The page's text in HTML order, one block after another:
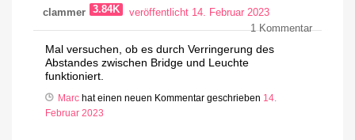
clammer 3.84K
veröffentlicht 14. Februar 2023
1Kommentar
Mal versuchen, ob es durch Verringerung des
Abstandes zwischen Bridge und Leuchte
funktioniert.
Marc hat einen neuen Kommentar geschrieben 14.
Februar 2023